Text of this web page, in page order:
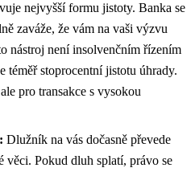
nejvyšší formu jistoty. Banka se
zaváže, že vám na vaši výzvu
nástroj není insolvenčním řízením
téměř stoprocentní jistotu úhrady.
pro transakce s vysokou
Dlužník na vás dočasně převede
věci. Pokud dluh splatí, právo se